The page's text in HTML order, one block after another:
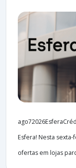
Esfera! Nesta
ofertas em lojas